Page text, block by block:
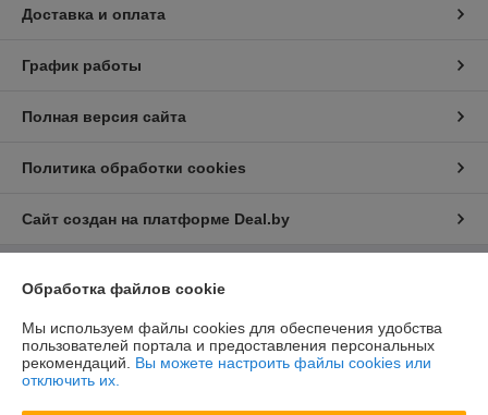
Доставка и оплата
График работы
Полная версия сайта
Политика обработки cookies
Сайт создан на платформе Deal.by
Информация для покупателя
Юридическое лицо:ООО "БелХайлер"
220024, г. Минск, ул. Стебенева, 2А, оф. 21
Регистрационный номер ЕГР: 193304407
УНП: 193304407
Обработка файлов cookie
Мы используем файлы cookies для обеспечения удобства
пользователей портала и предоставления персональных
рекомендаций. Вы можете настроить файлы cookies или
отключить их.